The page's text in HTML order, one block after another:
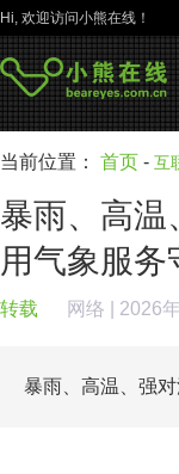
Hi, 欢迎访问小熊在线！
当前位置： 首页 - 互
暴雨、高
用气象服务
转载 网络 | 2026
暴雨、高温、强